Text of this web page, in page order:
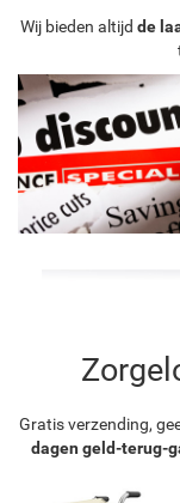
Wij bieden altijd de
Gratis verzending,
dagen geld-terug-